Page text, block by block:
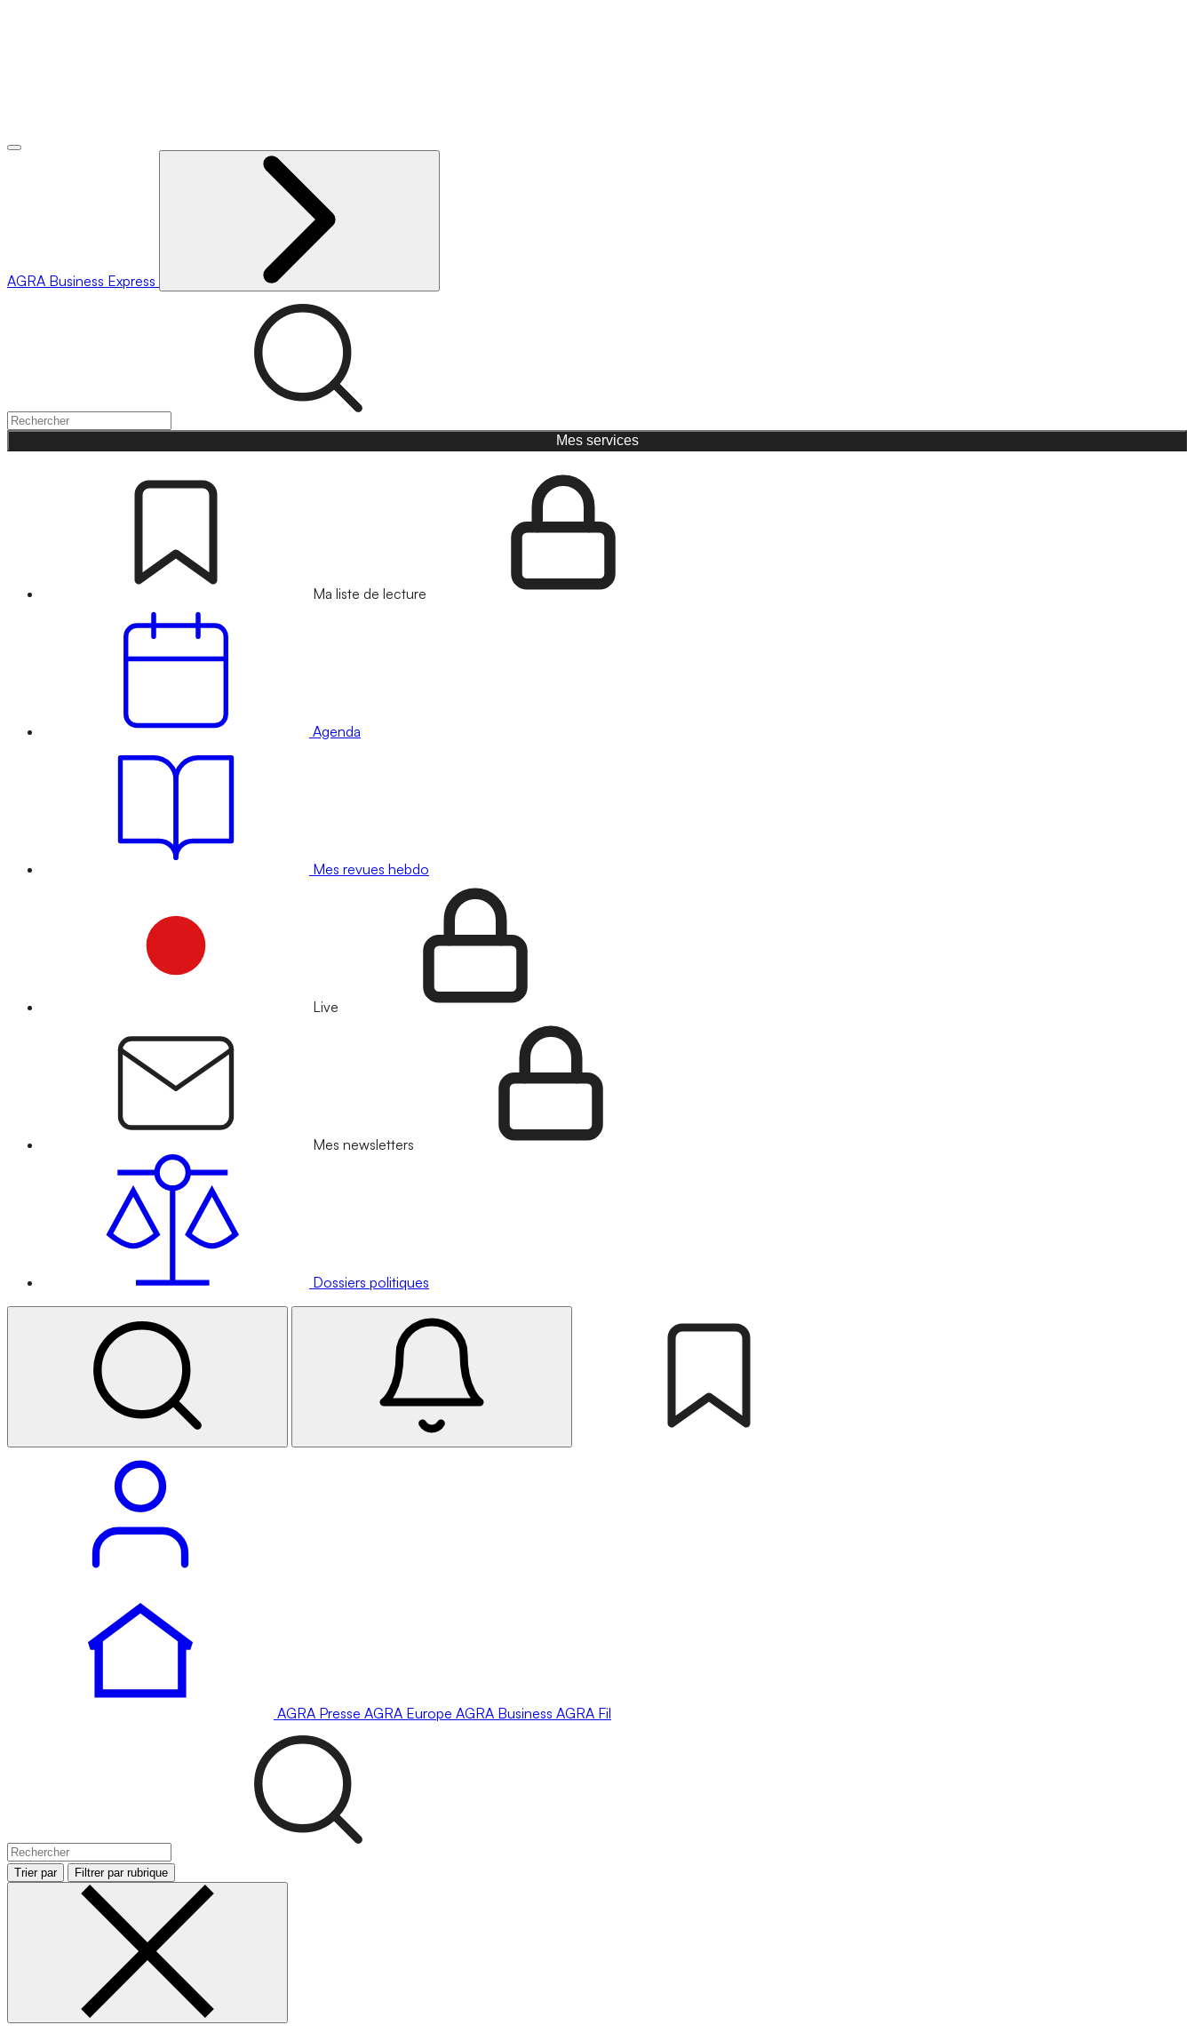
AGRA Business Express
Mes services
Ma liste de lecture
Agenda
Mes revues hebdo
Live
Mes newsletters
Dossiers politiques
AGRA Presse AGRA Europe AGRA Business AGRA Fil
Trier par Filtrer par rubrique